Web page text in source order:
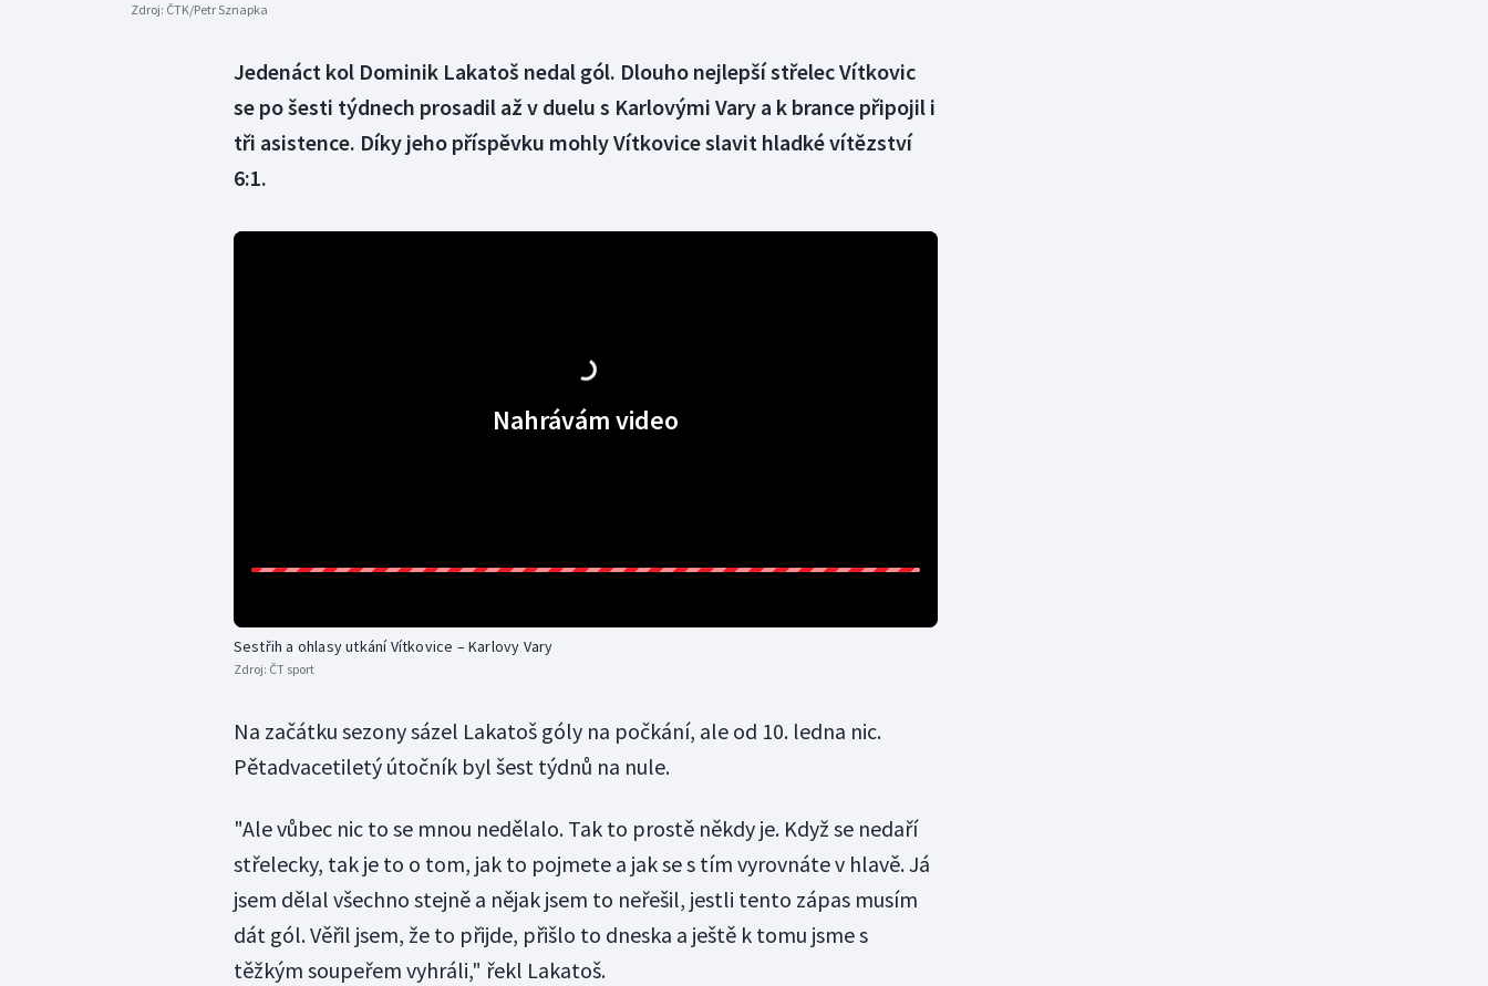
Zdroj: ČTK/Petr Sznapka
Jedenáct kol Dominik Lakatoš nedal gól. Dlouho nejlepší střelec Vítkovic
se po šesti týdnech prosadil až v duelu s Karlovými Vary a k brance připojil i
tři asistence. Díky jeho příspěvku mohly Vítkovice slavit hladké vítězství
6:1.
Nahrávám video
Sestřih a ohlasy utkání Vítkovice – Karlovy Vary
Zdroj: ČT sport
Na začátku sezony sázel Lakatoš góly na počkání, ale od 10. ledna nic.
Pětadvacetiletý útočník byl šest týdnů na nule.
"Ale vůbec nic to se mnou nedělalo. Tak to prostě někdy je. Když se nedaří
střelecky, tak je to o tom, jak to pojmete a jak se s tím vyrovnáte v hlavě. Já
jsem dělal všechno stejně a nějak jsem to neřešil, jestli tento zápas musím
dát gól. Věřil jsem, že to přijde, přišlo to dneska a ještě k tomu jsme s
těžkým soupeřem vyhráli," řekl Lakatoš.